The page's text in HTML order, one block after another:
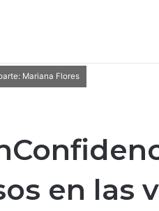
Mariana Flores
en las